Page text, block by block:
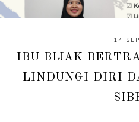
14
IBU BIJAK
LINDUNGI DIRI